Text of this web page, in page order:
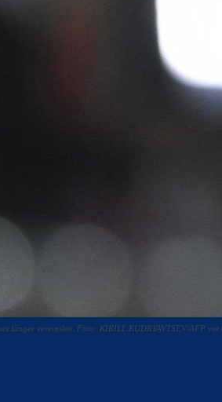
länger vereinslos. Foto: KIRILL KUDRYAVTSEV/AFP via